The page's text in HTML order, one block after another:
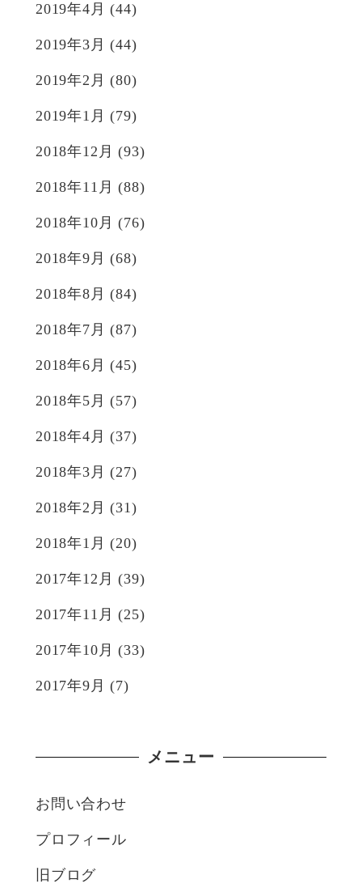
2019年4月 (44)
2019年3月 (44)
2019年2月 (80)
2019年1月 (79)
2018年12月 (93)
2018年11月 (88)
2018年10月 (76)
2018年9月 (68)
2018年8月 (84)
2018年7月 (87)
2018年6月 (45)
2018年5月 (57)
2018年4月 (37)
2018年3月 (27)
2018年2月 (31)
2018年1月 (20)
2017年12月 (39)
2017年11月 (25)
2017年10月 (33)
2017年9月 (7)
メニュー
お問い合わせ
プロフィール
旧ブログ